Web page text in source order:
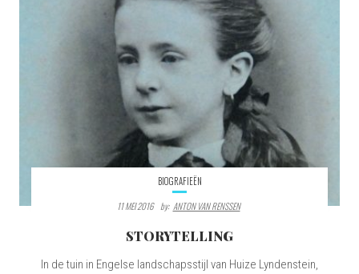
BIOGRAFIEËN
11 MEI 2016 By: ANTON VAN RENSSEN
STORYTELLING
In de tuin in Engelse landschapsstijl van Huize Lyndenstein,